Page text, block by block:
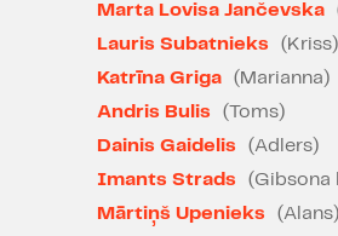
rīkotos?
Kad Frenks uzzina
Alises iekāri pret
iedzen vīru apsēstībā.
bija iedomāta, Alises
nomoka, un viņš
apņēmies
Marta Lovisa Jančevska
Lauris Subatnieks
(Kriss)
Katrīna Griga
(Marianna)
Andris Bulis
(Toms)
Dainis Gaidelis
(Adlers)
Imants Strads
(Gibsona
Mārtiņš Upenieks
(Alans)